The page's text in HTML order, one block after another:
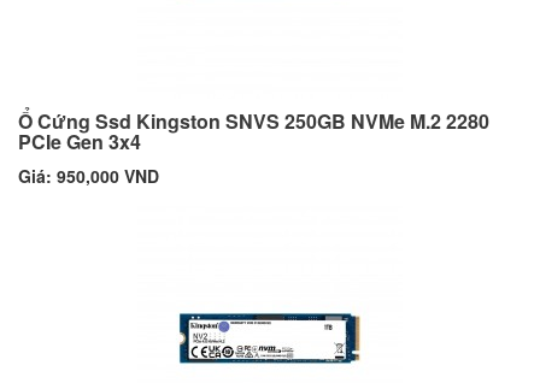
Ổ Cứng Ssd Kingston SNVS 250GB NVMe M.2 2280
PCIe Gen 3x4
Giá: 950,000 VND